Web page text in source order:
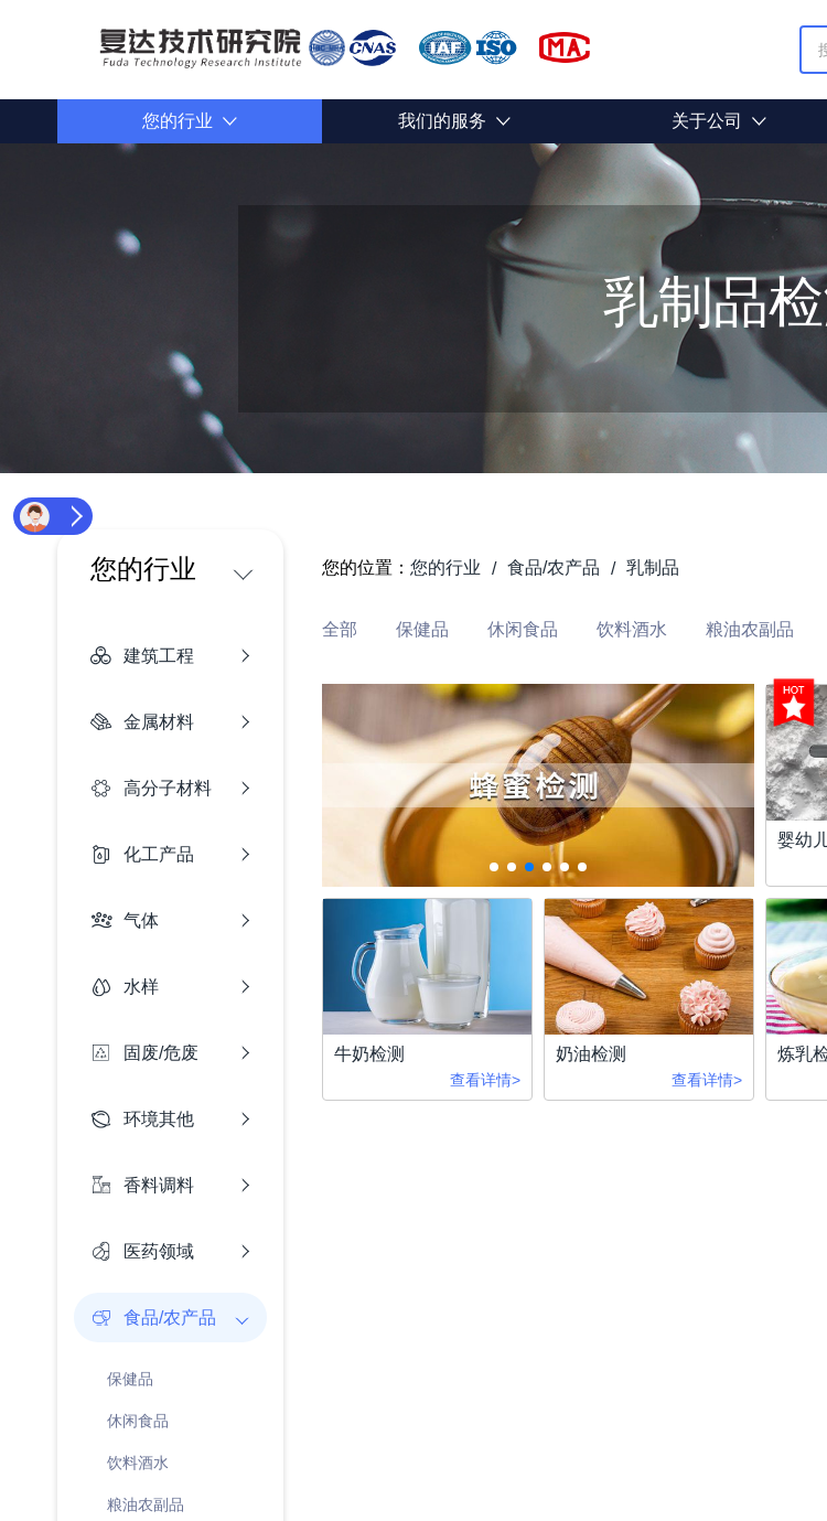
您的行业 我们的服务 关于公司
乳制品检
您的行业
建筑工程
金属材料
高分子材料
化工产品
气体
水样
固废/危废
环境其他
香料调料
医药领域
食品/农产品
保健品
休闲食品
饮料酒水
粮油农副品
您的位置： 您的行业 / 食品/农产品 / 乳制品
全部 保健品 休闲食品 饮料酒水 粮油农副品
婴幼
牛奶检测
查看详情>
奶油检测
查看详情>
炼乳